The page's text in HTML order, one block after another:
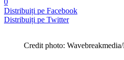
Distribuiți pe Facebook
Distribuiți pe Twitter
Credit photo: